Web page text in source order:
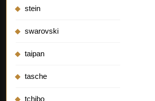
stein
swarovski
taipan
tasche
tchibo